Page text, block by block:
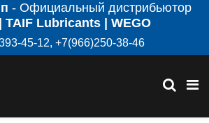
- Официальный дистрибьютор
TAIF Lubricants | WEGO
45-12, +7(966)250-38-46